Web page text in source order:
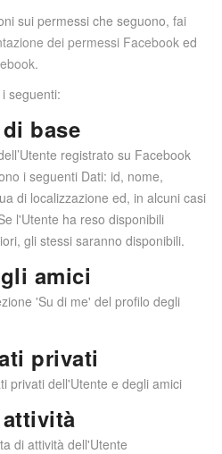
sui permessi che seguono, fai
dei permessi Facebook ed
.
seguenti:
base
registrato su Facebook
i seguenti Dati: id, nome,
di localizzazione ed, in alcuni casi
l'Utente ha reso disponibili
gli stessi saranno disponibili.
amici
'Su di me' del profilo degli
privati
privati dell'Utente e degli amici
di attività dell'Utente